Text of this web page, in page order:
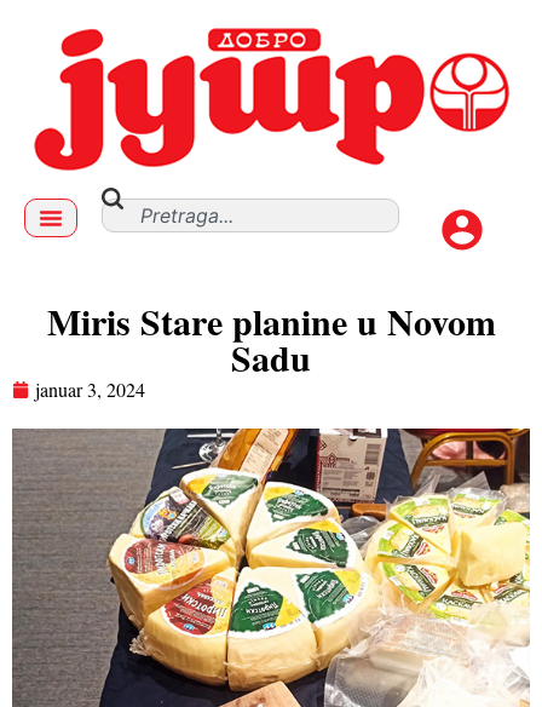
Miris Stare planine u Novom
Sadu
januar 3, 2024